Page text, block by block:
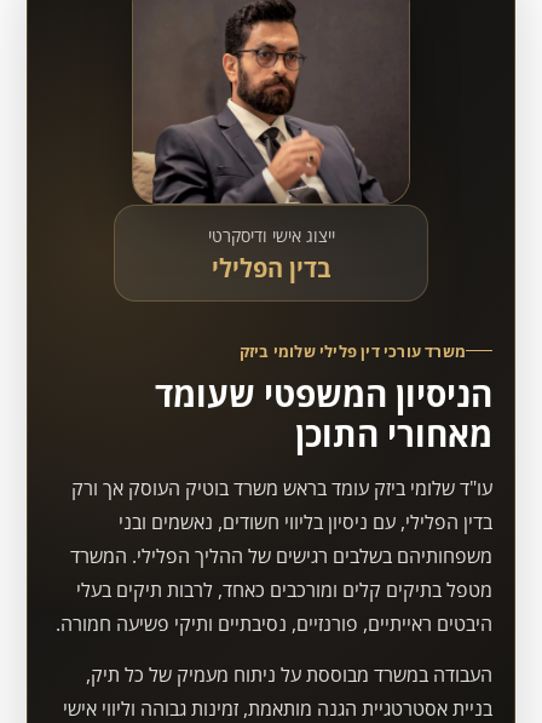
משרד עורכי דין פלילי שלומי ביזק
הניסיון המשפטי שעומד
מאחורי התוכן
עו"ד שלומי ביזק עומד בראש משרד בוטיק העוסק אך ורק
בדין הפלילי, עם ניסיון בליווי חשודים, נאשמים ובני
משפחותיהם בשלבים רגישים של ההליך הפלילי. המשרד
מטפל בתיקים קלים ומורכבים כאחד, לרבות תיקים בעלי
היבטים ראייתיים, פורנזיים, נסיבתיים ותיקי פשיעה חמורה.
העבודה במשרד מבוססת על ניתוח מעמיק של כל תיק,
בניית אסטרטגיית הגנה מותאמת, זמינות גבוהה וליווי אישי
ייצוג אישי ודיסקרטי
בדין הפלילי